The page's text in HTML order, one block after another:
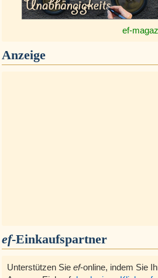
ef-
Anzeige
ef-Einkaufspartner
Unterstützen Sie ef-online, indem Sie